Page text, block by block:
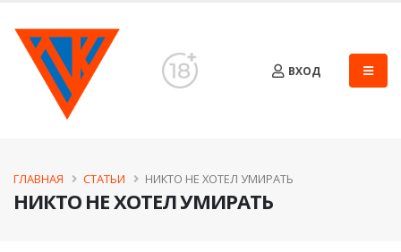
ВХОД
НИКТО НЕ ХОТЕЛ УМИРАТЬ
ГЛАВНАЯ СТАТЬИ НИКТО НЕ ХОТЕЛ УМИРАТЬ